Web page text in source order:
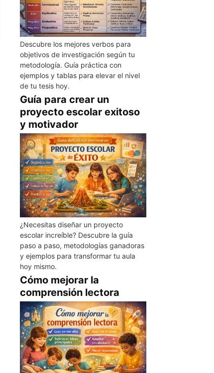
Descubre los mejores verbos para
objetivos de investigación según tu
metodología. Guía práctica con
ejemplos y tablas para elevar el nivel
de tu tesis hoy.
Guía para crear un
proyecto escolar exitoso
y motivador
¿Necesitas diseñar un proyecto
escolar increíble? Descubre la guía
paso a paso, metodologías ganadoras
y ejemplos para transformar tu aula
hoy mismo.
Cómo mejorar la
comprensión lectora